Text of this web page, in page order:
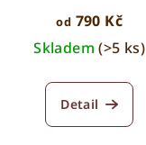
od 790 Kč
Skladem(>5 ks)
Detail